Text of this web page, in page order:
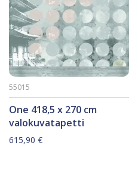
One 418,5 x 270 cm
valokuvatapetti
55015
615,90 €